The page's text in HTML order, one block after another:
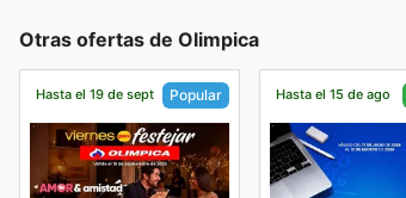
Otras ofertas de Olimpica
Hasta el 19 de sept Popular Hasta el 15 de ago